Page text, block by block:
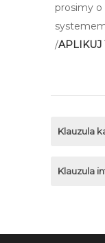
prosimy o
/APLIKUJ
Klauzula
Klauzula